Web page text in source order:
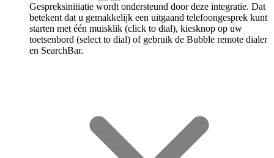
Gespreksinitiatie wordt ondersteund door deze integratie. Dat
betekent dat u gemakkelijk een uitgaand telefoongesprek kunt
starten met één muisklik (click to dial), kiesknop op uw
toetsenbord (select to dial) of gebruik de Bubble remote dialer
en SearchBar.